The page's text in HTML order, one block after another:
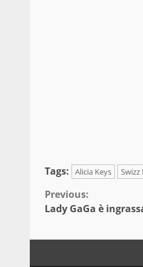
Tags: Alicia Keys Swizz
Continue
Reading
Previous:
Lady GaGa è